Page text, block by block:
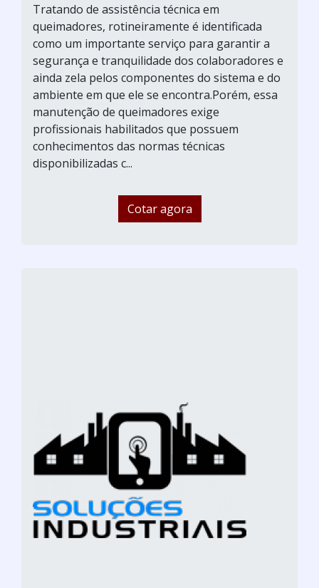
Tratando de assistência técnica em
queimadores, rotineiramente é identificada
como um importante serviço para garantir a
segurança e tranquilidade dos colaboradores e
ainda zela pelos componentes do sistema e do
ambiente em que ele se encontra.Porém, essa
manutenção de queimadores exige
profissionais habilitados que possuem
conhecimentos das normas técnicas
disponibilizadas c...
Cotar agora